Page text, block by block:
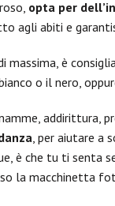
opta per
agli abiti e
massima, è
o il nero,
addirittura,
, per aiutare a
è che tu ti senta
la macchinetta